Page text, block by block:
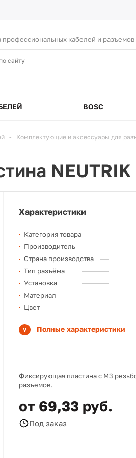
кабелей и разъемов
BOSC
- Комплектующие и аксессуары для
NEUTRIK
Характеристики
Категория товара
Производитель
Страна производства
Тип разъёма
Установка
Материал
Цвет
Полные характеристики
Фиксирующая пластина с M3
разъемов.
от 69,33 руб.
Под заказ